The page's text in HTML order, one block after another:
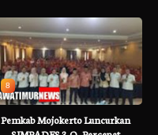
8
Pemkab Mojokerto Luncurkan